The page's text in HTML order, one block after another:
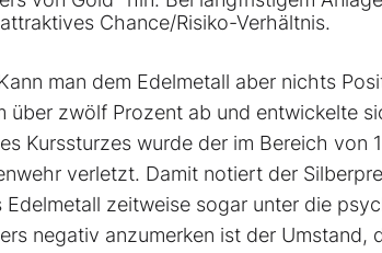
Chance/Risiko-Verhältnis.
man dem Edelmetall aber nichts
über zwölf Prozent ab und entwickelte
Kurssturzes wurde der im Bereich von
verletzt. Damit notiert der
zeitweise sogar unter die
negativ anzumerken ist der Umstand,